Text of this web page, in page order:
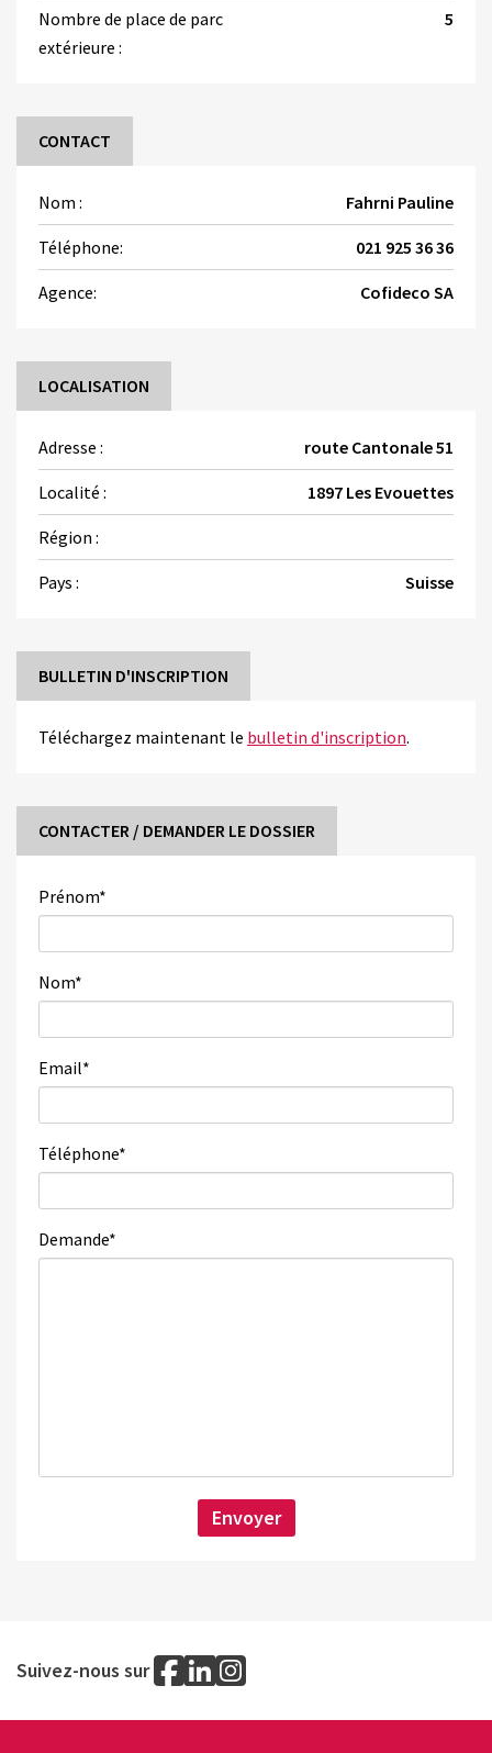
Nombre de place de parc
extérieure :
5
CONTACT
Nom : Fahrni Pauline
Téléphone: 021 925 36 36
Agence: Cofideco SA
LOCALISATION
Adresse : route Cantonale 51
Localité : 1897 Les Evouettes
Région :
Pays : Suisse
BULLETIN D'INSCRIPTION
Téléchargez maintenant le bulletin d'inscription.
CONTACTER / DEMANDER LE DOSSIER
Prénom*
Nom*
Email*
Téléphone*
Demande*
Suivez-nous sur